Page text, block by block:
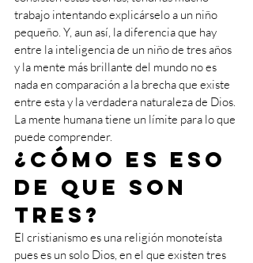
trabajo intentando explicárselo a un niño
pequeño. Y, aun así, la diferencia que hay
entre la inteligencia de un niño de tres años
y la mente más brillante del mundo no es
nada en comparación a la brecha que existe
entre esta y la verdadera naturaleza de Dios.
La mente humana tiene un límite para lo que
puede comprender.
¿Cómo es eso
de que son
tres?
El cristianismo es una religión monoteísta
pues es un solo Dios, en el que existen tres